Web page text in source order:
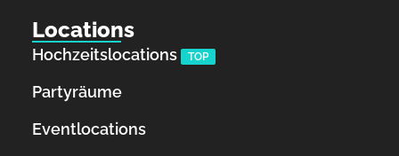
Locations
Hochzeitslocations TOP
Partyräume
Eventlocations